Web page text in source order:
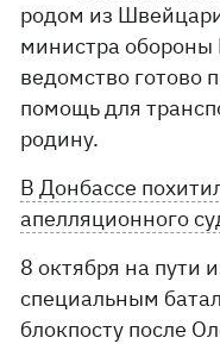
родом из
министра обороны
ведомство готово
помощь для
родину.
В Донбассе
апелляционного
8 октября на пути
специальным
блокпосту после